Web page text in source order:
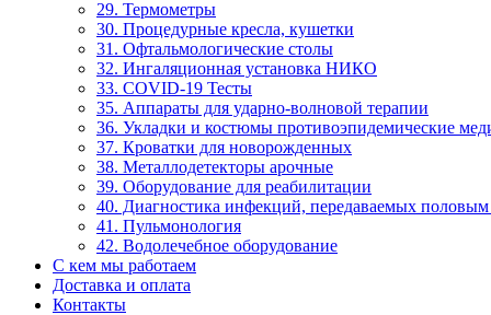
29. Термометры
30. Процедурные кресла, кушетки
31. Офтальмологические столы
32. Ингаляционная установка НИКО
33. COVID-19 Тесты
35. Аппараты для ударно-волновой терапии
36. Укладки и костюмы противоэпидемические
37. Кроватки для новорожденных
38. Металлодетекторы арочные
39. Оборудование для реабилитации
40. Диагностика инфекций, передаваемых
41. Пульмонология
42. Водолечебное оборудование
С кем мы работаем
Доставка и оплата
Контакты